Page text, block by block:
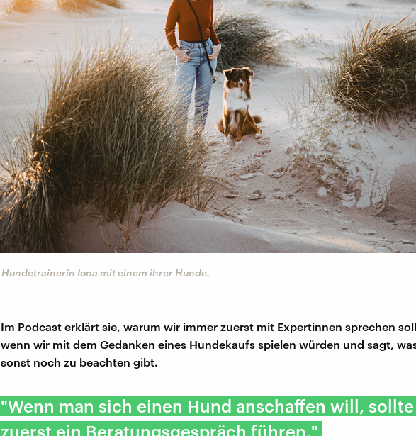
Hundetrainerin Iona mit einem ihrer Hunde.
Im Podcast erklärt sie, warum wir immer zuerst mit Expertinnen sprechen
wenn wir mit dem Gedanken eines Hundekaufs spielen würden und sagt,
sonst noch zu beachten gibt.
"Wenn man sich einen Hund anschaffen will, sollte
zuerst ein Beratungsgespräch führen."